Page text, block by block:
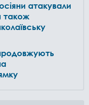
атакували
також